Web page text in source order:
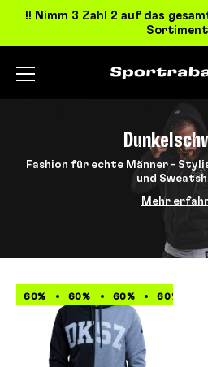
!! Nimm 3 Zahl 2 auf das
Sortiment
Fashion für echte Männer -
und
Mehr
60% 60% 60% 60%